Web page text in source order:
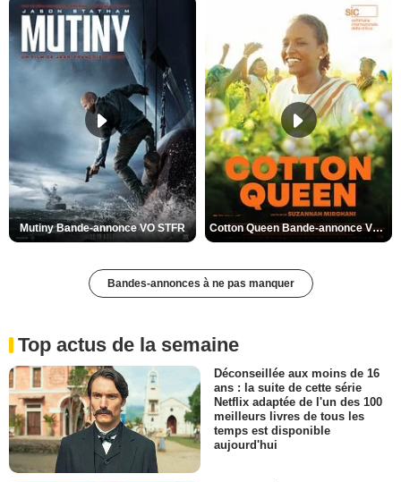
Mutiny Bande-annonce VO STFR Cotton Queen Bande-annonce VO STFR
Bandes-annonces à ne pas manquer
Top actus de la semaine
Déconseillée aux moins de 16
ans : la suite de cette série
Netflix adaptée de l'un des 100
meilleurs livres de tous les
temps est disponible
aujourd'hui